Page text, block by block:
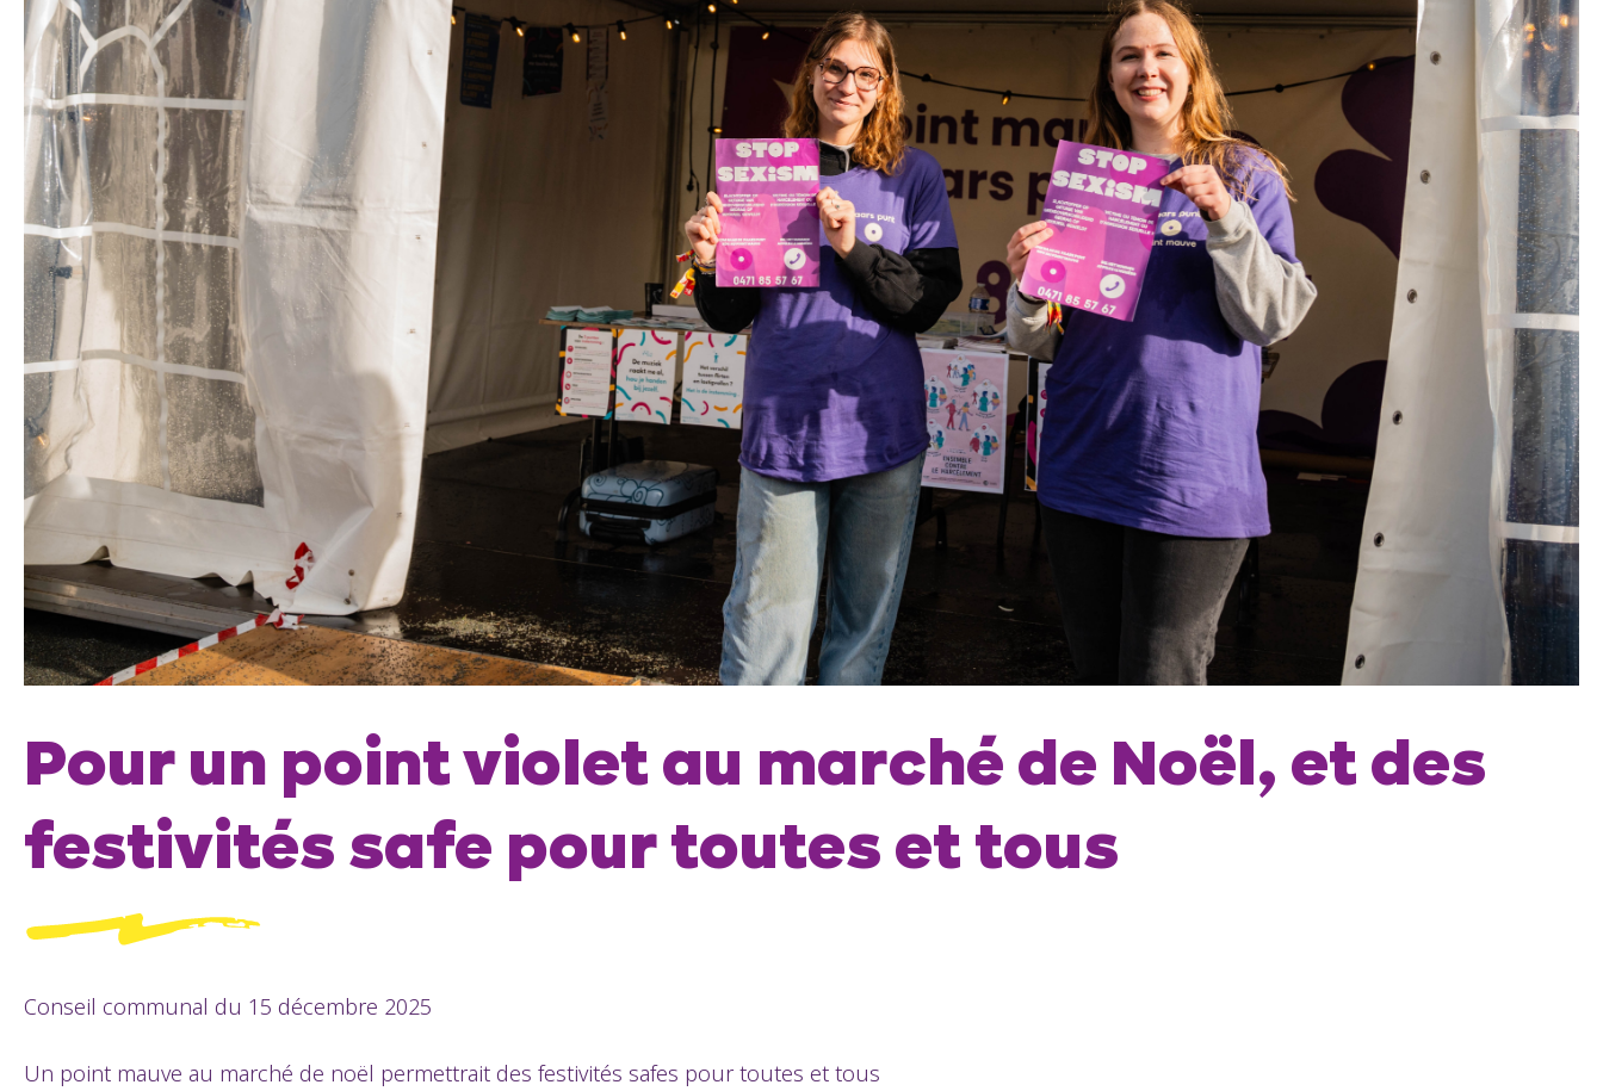
Pour un point violet au marché de Noël, et des
festivités safe pour toutes et tous
Conseil communal du 15 décembre 2025
Un point mauve au marché de noël permettrait des festivités safes pour toutes et tous